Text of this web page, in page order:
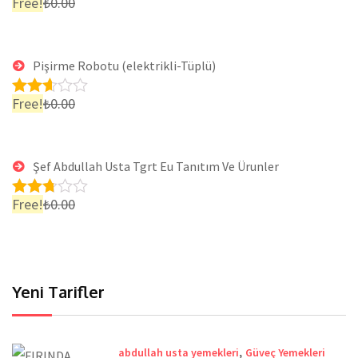
Rated
Pişirme Robotu (elektrikli-Tüplü)
Rated
Free!₺0.00
Şef Abdullah Usta Tgrt Eu Tanıtım Ve Ürunler
Rated
Free!₺0.00
Yeni Tarifler
abdullah usta yemekleri, Güveç Yemekleri